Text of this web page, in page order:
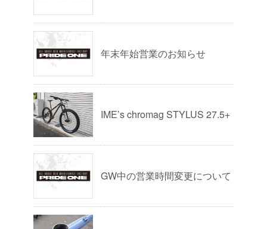
年末年始営業のお知らせ
IME’s chromag STYLUS 27.5+
GW中の営業時間変更について